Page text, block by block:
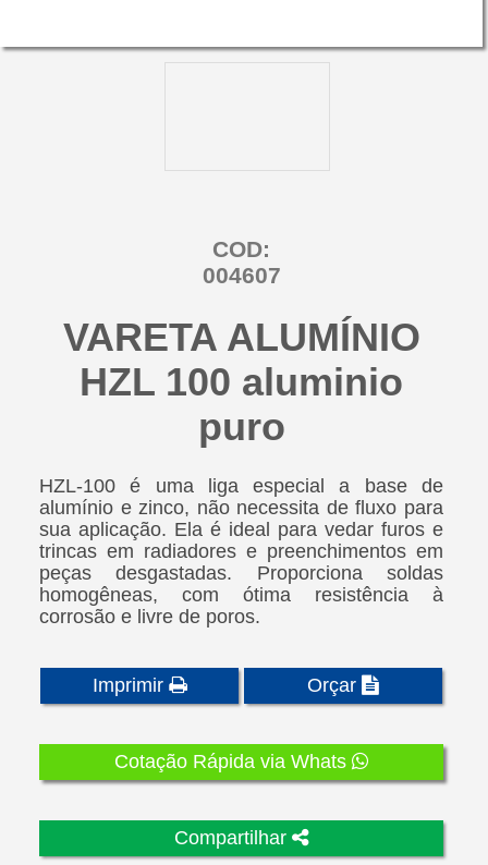
COD:
004607
VARETA ALUMÍNIO
HZL 100 aluminio
puro
HZL-100 é uma liga especial a base de
alumínio e zinco, não necessita de fluxo para
sua aplicação. Ela é ideal para vedar furos e
trincas em radiadores e preenchimentos em
peças desgastadas. Proporciona soldas
homogêneas, com ótima resistência à
corrosão e livre de poros.
Imprimir Orçar
Cotação Rápida via Whats
Compartilhar